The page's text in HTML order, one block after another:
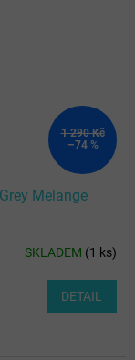
1 290 Kč
–74 %
Melange
SKLADEM (1 ks)
DETAIL